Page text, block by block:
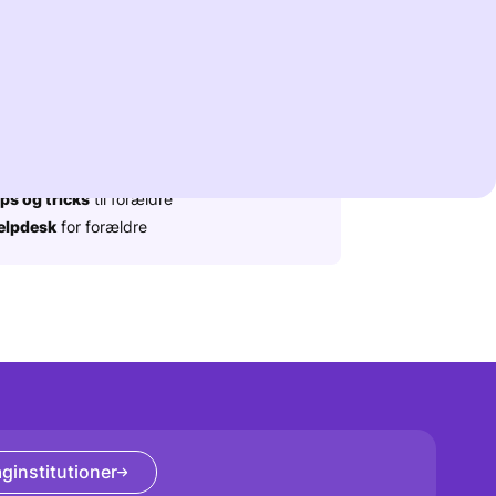
og trickstil forældre
for forældre